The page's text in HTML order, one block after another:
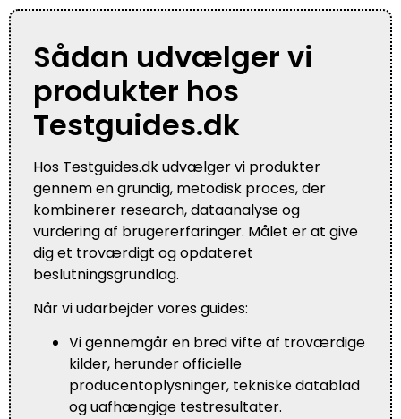
Sådan udvælger vi
produkter hos
Testguides.dk
Hos Testguides.dk udvælger vi produkter
gennem en grundig, metodisk proces, der
kombinerer research, dataanalyse og
vurdering af brugererfaringer. Målet er at give
dig et troværdigt og opdateret
beslutningsgrundlag.
Når vi udarbejder vores guides:
Vi gennemgår en bred vifte af troværdige
kilder, herunder officielle
producentoplysninger, tekniske datablad
og uafhængige testresultater.